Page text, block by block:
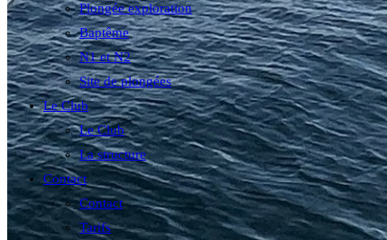
Plongée exploration
Baptême
N1 et N2
Site de plongées
Le Club
Le Club
La structure
Contact
Contact
Tarifs